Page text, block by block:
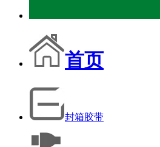
首页
封箱胶带